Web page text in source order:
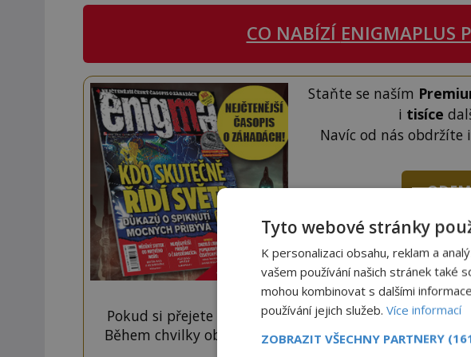
CO NABÍZÍ ENIGMAPLUS
Staňte se naším
i tisíce
Navíc od nás obdržíte
Pokud si přejete odemknout pouze tento článek,
Během chvilky obdržíte číselný kód, který opíšete do
Tyto webové stránky
K personalizaci obsahu, reklam a
vašem používání našich stránek také
mohou kombinovat s dalšími
používání jejich služeb. Více informací
ZOBRAZIT VŠECHNY PARTNERY